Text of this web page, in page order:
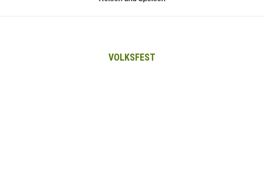
VOLKSFEST